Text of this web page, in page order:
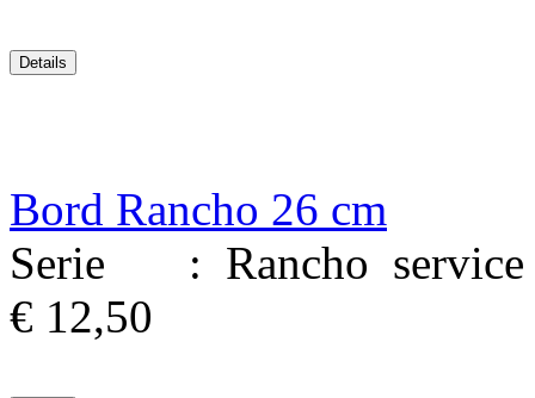
Bord Rancho 26 cm
Serie : Rancho service
€ 12,50